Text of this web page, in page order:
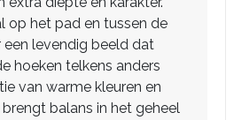
op het pad en tussen de
levendig beeld dat
hoeken telkens anders
van warme kleuren en
balans in het geheel